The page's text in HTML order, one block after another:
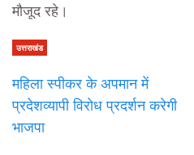
मौजूद रहे।
उत्तराखंड
महिला स्पीकर के अपमान में
प्रदेशव्यापी विरोध प्रदर्शन करेगी
भाजपा